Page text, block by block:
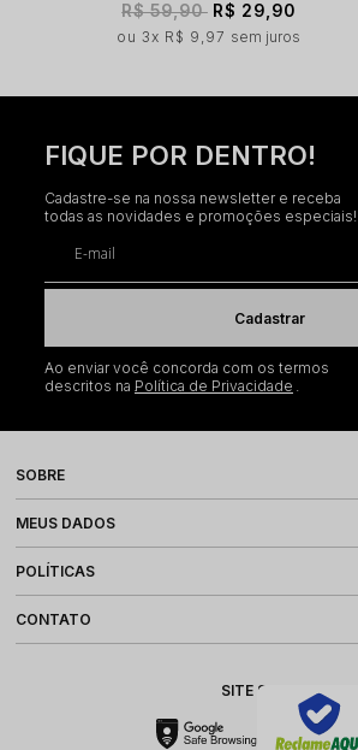
R$ 59,90 R$ 29,90
3x R$ 9,97 sem juros
FIQUE POR DENTRO!
Cadastre-se na nossa newsletter e receba
todas as novidades e promoções especiais!
E-mail
Cadastrar
Ao enviar você concorda com os termos
descritos na Política de Privacidade
SOBRE
MEUS DADOS
POLÍTICAS
CONTATO
SITE SEGURO